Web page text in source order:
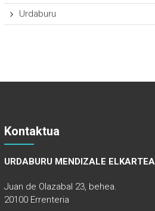
Urdaburu
Kontaktua
URDABURU MENDIZALE ELKARTEA
Juan de Olazabal 23, behea.
20100 Errenteria